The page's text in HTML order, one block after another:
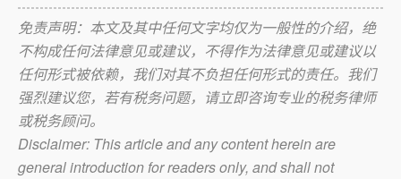
免责声明：本文及其中任何文字均仅为一般性的介绍，绝
不构成任何法律意见或建议，不得作为法律意见或建议以
任何形式被依赖，我们对其不负担任何形式的责任。我们
强烈建议您，若有税务问题，请立即咨询专业的税务律师
或税务顾问。
Disclaimer: This article and any content herein are
general introduction for readers only, and shall not